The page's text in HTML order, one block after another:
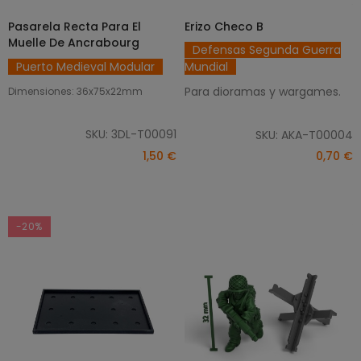
AÑADIR AL CARRITO
Pasarela Recta Para El
Muelle De Ancrabourg
Puerto Medieval Modular
Dimensiones: 36x75x22mm
SKU: 3DL-T00091
1,50 €
AÑADIR AL CARRITO
Erizo Checo B
Defensas Segunda Guerra
Mundial
Para dioramas y wargames.
SKU: AKA-T00004
0,70 €
-20%